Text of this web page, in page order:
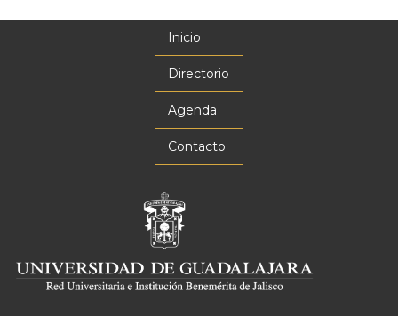
Inicio
Directorio
Agenda
Contacto